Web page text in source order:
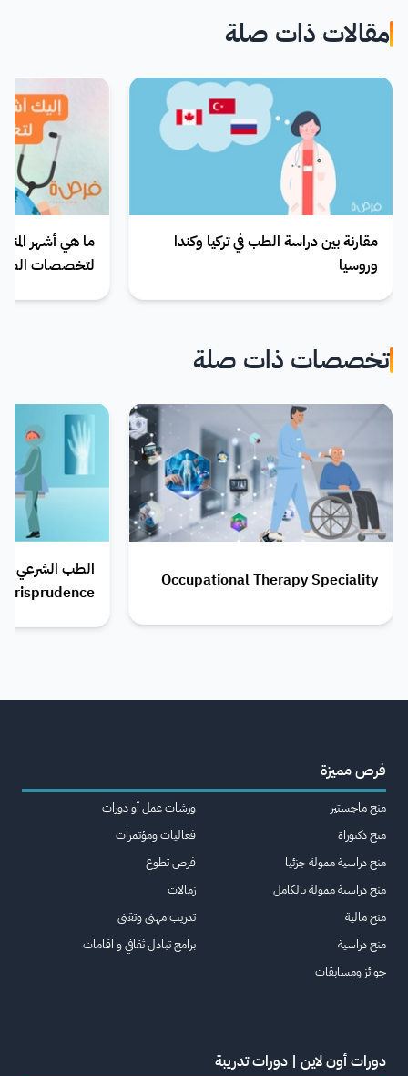
مقالات ذات صلة
مقارنة بين دراسة الطب في تركيا وكندا
وروسيا
ما هي أشهر المنح
لتخصصات
تخصصات ذات صلة
Occupational Therapy Speciality
فرص مميزة
منح ماجستير
منح دكتوراة
منح دراسية ممولة جزئيا
منح دراسية ممولة بالكامل
منح مالية
منح دراسية
جوائز ومسابقات
ورشات عمل أو دورات
فعاليات ومؤتمرات
فرص تطوع
زمالات
تدريب مهني وتقني
برامج تبادل ثقافي و اقامات
دورات أون لاين | دورات تدريبة